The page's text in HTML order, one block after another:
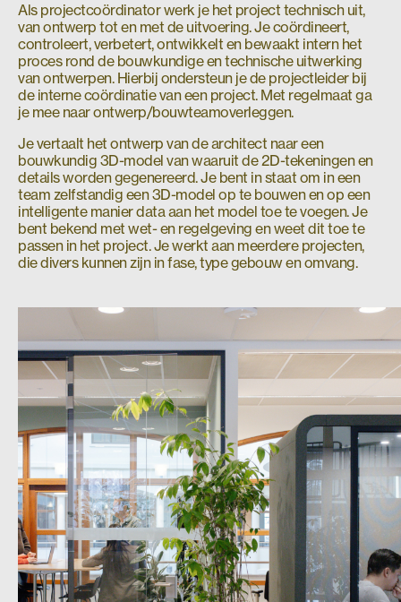
Als projectcoördinator werk je het project technisch uit,
van ontwerp tot en met de uitvoering. Je coördineert,
controleert, verbetert, ontwikkelt en bewaakt intern het
proces rond de bouwkundige en technische uitwerking
van ontwerpen. Hierbij ondersteun je de projectleider bij
de interne coördinatie van een project. Met regelmaat ga
je mee naar ontwerp/bouwteamoverleggen.
Je vertaalt het ontwerp van de architect naar een
bouwkundig 3D-model van waaruit de 2D-tekeningen en
details worden gegenereerd. Je bent in staat om in een
team zelfstandig een 3D-model op te bouwen en op een
intelligente manier data aan het model toe te voegen. Je
bent bekend met wet- en regelgeving en weet dit toe te
passen in het project. Je werkt aan meerdere projecten,
die divers kunnen zijn in fase, type gebouw en omvang.